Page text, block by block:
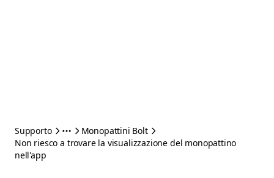
Supporto
Monopattini Bolt
Non riesco a trovare la visualizzazione del monopattino
nell'app